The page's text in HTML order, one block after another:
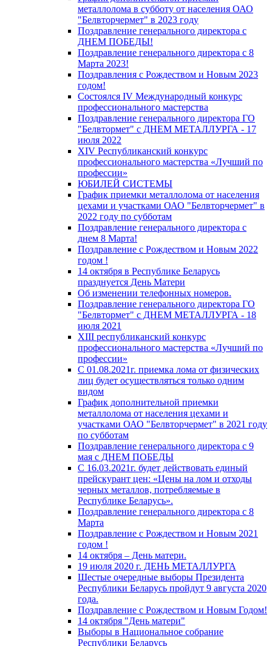
металлолома в субботу от населения ОАО
"Белвторчермет" в 2023 году
Поздравление генерального директора с
ДНЕМ ПОБЕДЫ!
Поздравление генерального директора с 8
Марта 2023!
Поздравления с Рождеством и Новым 2023
годом!
Cостоялся IV Международный конкурс
профессионального мастерства
Поздравление генерального директора ГО
"Белвтормет" с ДНЕМ МЕТАЛЛУРГА - 17
июля 2022
XIV Республиканский конкурс
профессионального мастерства «Лучший по
профессии»
ЮБИЛЕЙ СИСТЕМЫ
График приемки металлолома от населения
цехами и участками ОАО "Белвторчермет" в
2022 году по субботам
Поздравление генерального директора с
днем 8 Марта!
Поздравление с Рождеством и Новым 2022
годом !
14 октября в Республике Беларусь
празднуется День Матери
Об изменении телефонных номеров.
Поздравление генерального директора ГО
"Белвтормет" с ДНЕМ МЕТАЛЛУРГА - 18
июля 2021
XIII республиканский конкурс
профессионального мастерства «Лучший по
профессии»
С 01.08.2021г. приемка лома от физических
лиц будет осуществляться только одним
видом
График дополнительной приемки
металлолома от населения цехами и
участками ОАО "Белвторчермет" в 2021 году
по субботам
Поздравление генерального директора с 9
мая с ДНЕМ ПОБЕДЫ
С 16.03.2021г. будет действовать единый
прейскурант цен: «Цены на лом и отходы
черных металлов, потребляемые в
Республике Беларусь».
Поздравление генерального директора с 8
Марта
Поздравление с Рождеством и Новым 2021
годом !
14 октября – День матери.
19 июля 2020 г. ДЕНЬ МЕТАЛЛУРГА
Шестые очередные выборы Президента
Республики Беларусь пройдут 9 августа 2020
года.
Поздравление с Рождеством и Новым Годом!
14 октября "День матери"
Выборы в Национальное собрание
Республики Беларусь